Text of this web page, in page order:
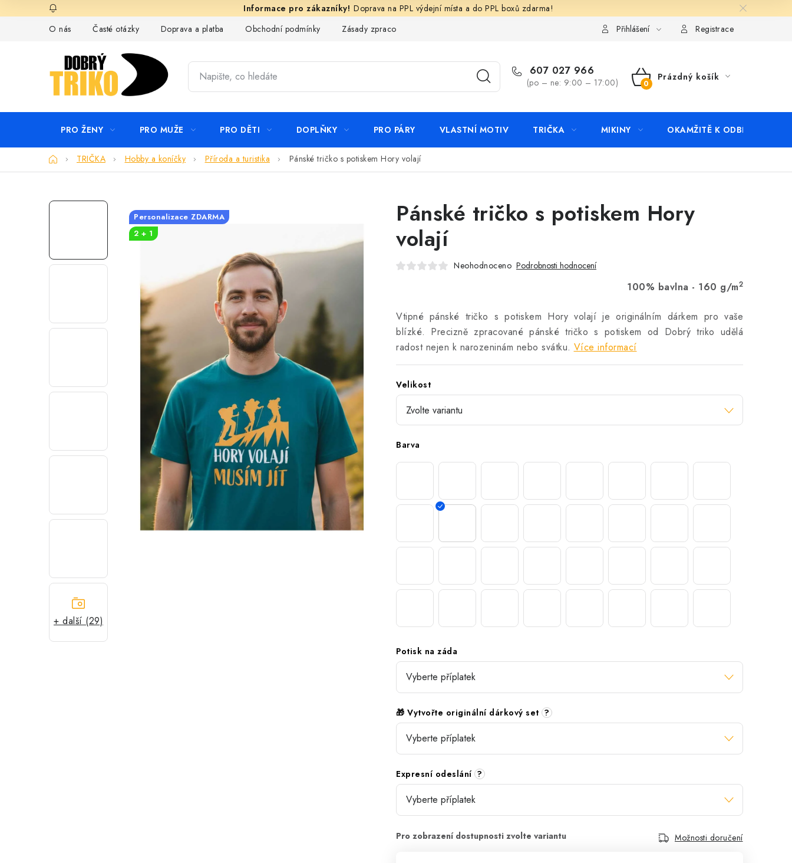
na
Doprava na PPL výdejní místa a do PPL boxů zdarma!
O nás
Časté otázky Doprava a platba Obchodní podmínky Zásady zpracování ochrany osobních údajů KontaktyPřihlášení Registrace
607 027 966
(po – ne: 9:00 – 17:00)
NÁKUPNÍ
Prázdný košík
PRO ŽENY PRO MUŽE PRO DĚTI DOPLŇKY PRO PÁRY VLASTNÍ MOTIV TRIČKA MIKINY OKAMŽITĚ K ODBĚRU
DomůTRIČKA Hobby a koníčky Příroda a turistika Pánské tričko s potiskem Hory volají
+ další (29)
Pánské tričko s potiskem Hory
volají
Neohodnoceno Podrobnosti hodnocení
100% bavlna - 160 g/m2
Vtipné pánské tričko s potiskem Hory volají je originálním dárkem pro vaše
blízké. Precizně zpracované pánské tričko s potiskem od Dobrý triko udělá
radost nejen k narozeninám nebo svátku. Více informací
Velikost
Barva
Potisk na záda
🎁 Vytvořte originální dárkový set ?
Expresní odeslání ?
Možnosti doručení
Personalizace ZDARMA
2 + 1